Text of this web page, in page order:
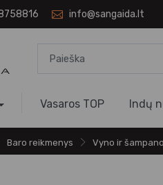
info@sangaida.lt
Vasaros TOP Indų
Baro reikmenys Vyno ir